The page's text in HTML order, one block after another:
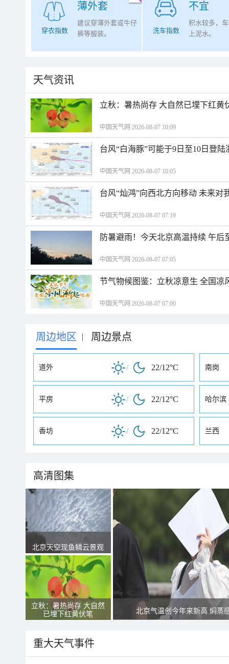
薄外套
穿衣指数
建议穿薄外套或牛仔
裤等服装。
不宜
洗车指数
积水较多，
上泥水。
天气资讯
立秋：暑热尚存 大自然已埋下红黄
中国天气网 2026-08-07 10:09
台风“白海豚”可能于9日至10日登陆
中国天气网 2026-08-07 10:05
台风“灿鸿”向西北方向移动 未来对
中国天气网 2026-08-07 07:19
防暑避雨！今天北京高温持续 午
中国天气网 2026-08-07 07:05
节气物候图鉴：立秋凉意生 全国凉
中国天气网 2026-08-07 07:00
周边地区 | 周边景点
道外 / 22/12°C 南岗
平房 / 22/12°C 哈尔滨
香坊 / 22/12°C 兰西
高清图集
北京天空现鱼鳞云景观
立秋：暑热尚存 大自然
已埋下红黄伏笔
北京气温创今年来新高 焖蒸
重大天气事件